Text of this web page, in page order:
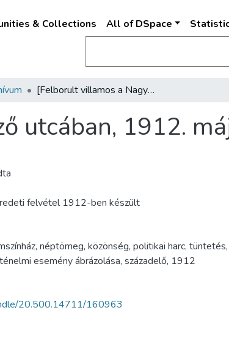
& Collections All of DSpace
[Felborult villamos a Nagymező utcában, 1912. május 23.]
utcában, 1912.
felvétel 1912-ben készült
, néptömeg, közönség, politikai harc, tüntetés,
esemény ábrázolása, századelő, 1912
20.500.14711/160963